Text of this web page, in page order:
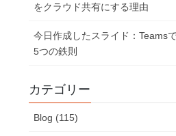
をクラウド共有にする理由
今日作成したスライド：Teams
5つの鉄則
カテゴリー
Blog (115)